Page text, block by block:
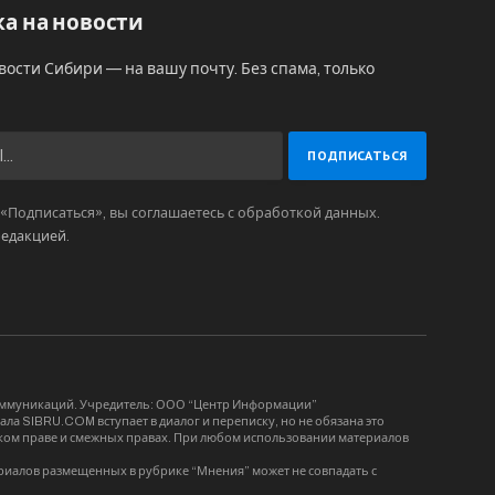
на новости
Сибири — на вашу почту. Без спама, только
вы соглашаетесь с обработкой данных.
.
Учредитель: ООО “Центр Информации”
SIBRU.COM вступает в диалог и переписку, но не обязана это
праве и смежных правах. При любом использовании материалов
размещенных в рубрике “Мнения” может не совпадать с